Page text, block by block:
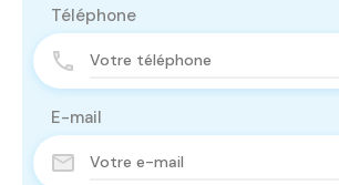
Téléphone
E-mail